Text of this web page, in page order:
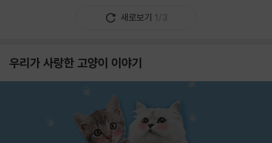
새로보기 1/3
우리가 사랑한 고양이 이야기